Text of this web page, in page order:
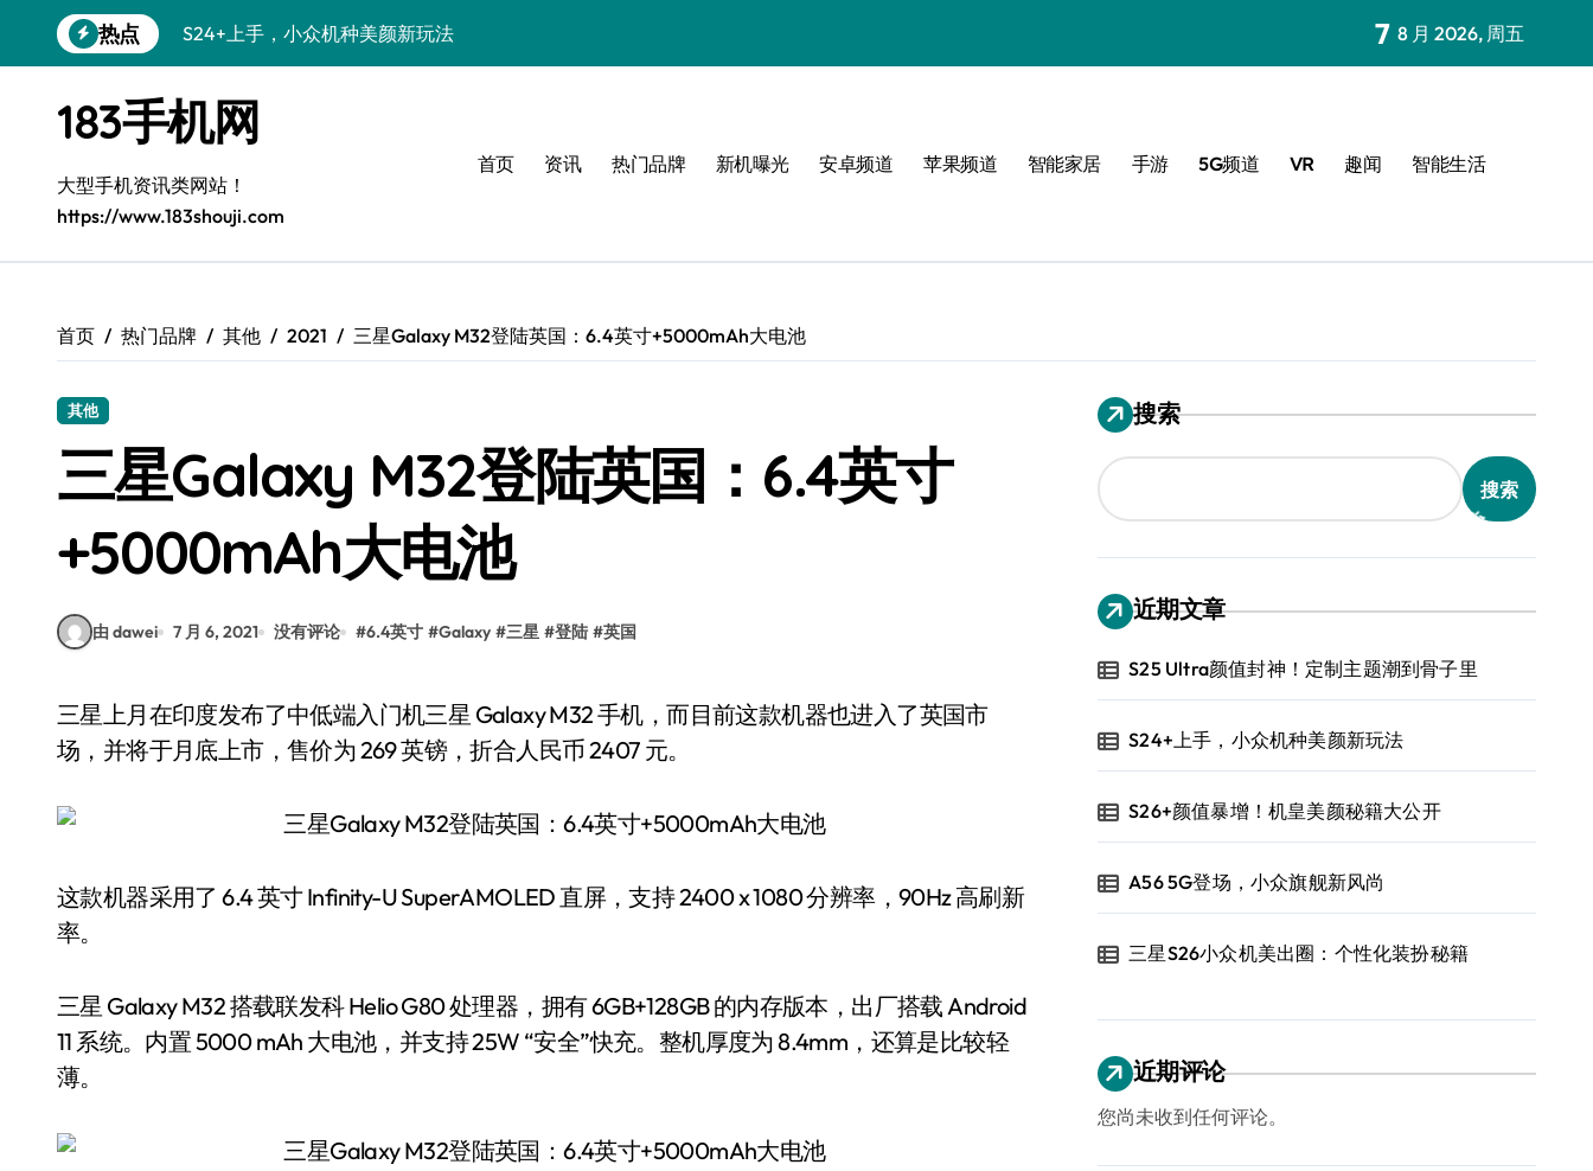
到
热点
S24+上手，小众机种美颜新玩法
A56 5G登场，小众旗舰新风尚
三星S26小众机美出圈：个性化装扮秘籍
S25个性美化秘籍，小众玩法炫酷上线！
C55 5G焕新秘籍：三星潮流定制解锁无限可能
Galaxy Z Flip6：小众潮机，折叠美学新巅峰
S25 Ultra颜值封神！定制主题潮到骨子里
7 8 月 2026, 周五
183手机网
大型手机资讯类网站！
https://www.183shouji.com
首页 资讯 热门品牌 新机曝光 安卓频道 苹果频道 智能家居 手游 5G频道 VR 趣闻 智能生活
首页 热门品牌 其他 2021 三星Galaxy M32登陆英国：6.4英寸+5000mAh大电池
其他
三星Galaxy M32登陆英国：6.4英寸
+5000mAh大电池
由 dawei 7 月 6, 2021 没有评论 #6.4英寸 #Galaxy #三星 #登陆 #英国
三星上月在印度发布了中低端入门机三星 Galaxy M32 手机，而目前这款机器也进入了英国市
场，并将于月底上市，售价为 269 英镑，折合人民币 2407 元。
这款机器采用了 6.4 英寸 Infinity-U SuperAMOLED 直屏，支持 2400 x 1080 分辨率，90Hz 高刷新
率。
三星 Galaxy M32 搭载联发科 Helio G80 处理器，拥有 6GB+128GB 的内存版本，出厂搭载 Android
11 系统。内置 5000 mAh 大电池，并支持 25W “安全”快充。整机厚度为 8.4mm，还算是比较轻
薄。
搜索
搜索
近期文章
S25 Ultra颜值封神！定制主题潮到骨子里
S24+上手，小众机种美颜新玩法
S26+颜值暴增！机皇美颜秘籍大公开
A56 5G登场，小众旗舰新风尚
三星S26小众机美出圈：个性化装扮秘籍
近期评论
您尚未收到任何评论。